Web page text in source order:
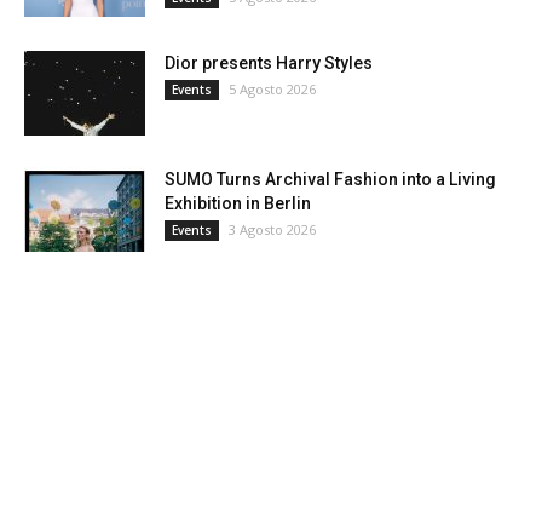
Dior presents Harry Styles
Events 5 Agosto 2026
SUMO Turns Archival Fashion into a Living
Exhibition in Berlin
Events 3 Agosto 2026